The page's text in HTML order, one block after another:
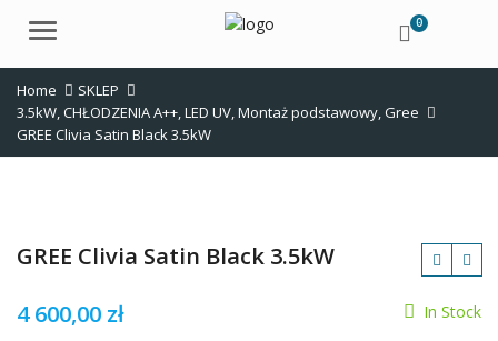
Menu 0
Home
SKLEP
3.5kW,CHŁODZENIA A++,LED UV,Montaż podstawowy,Gree
GREE Clivia Satin Black 3.5kW
GREE Clivia Satin Black 3.5kW
4 600,00 zł In Stock